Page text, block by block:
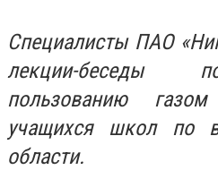
Cпециалисты ПАО
лекции-беседы
пользованию
учащихся школ по
области.